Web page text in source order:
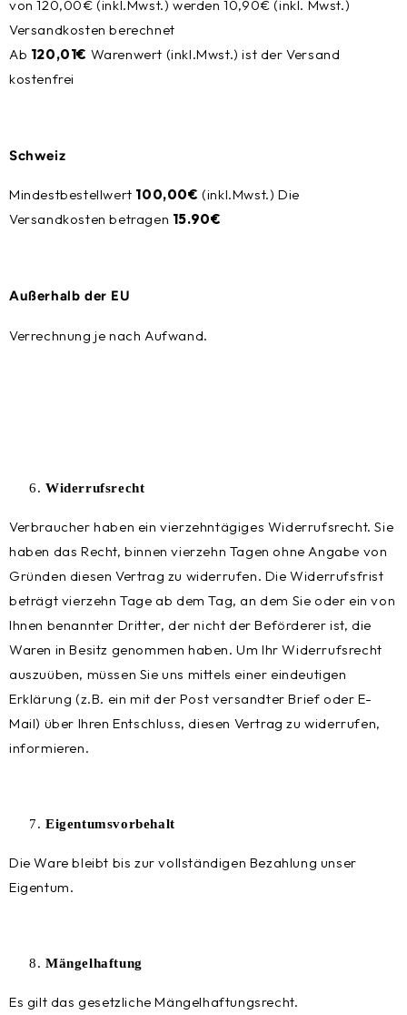
von 120,00€ (inkl.Mwst.) werden 10,90€ (inkl. Mwst.)
Versandkosten berechnet
Ab 120,01€ Warenwert (inkl.Mwst.) ist der Versand
kostenfrei
Schweiz
Mindestbestellwert 100,00€(inkl.Mwst.) Die
Versandkosten betragen 15.90€
Außerhalb der EU
Verrechnung je nach Aufwand.
Widerrufsrecht
Verbraucher haben ein vierzehntägiges Widerrufsrecht. Sie
haben das Recht, binnen vierzehn Tagen ohne Angabe von
Gründen diesen Vertrag zu widerrufen. Die Widerrufsfrist
beträgt vierzehn Tage ab dem Tag, an dem Sie oder ein von
Ihnen benannter Dritter, der nicht der Beförderer ist, die
Waren in Besitz genommen haben. Um Ihr Widerrufsrecht
auszuüben, müssen Sie uns mittels einer eindeutigen
Erklärung (z.B. ein mit der Post versandter Brief oder E-
Mail) über Ihren Entschluss, diesen Vertrag zu widerrufen,
informieren.
Eigentumsvorbehalt
Die Ware bleibt bis zur vollständigen Bezahlung unser
Eigentum.
Mängelhaftung
Es gilt das gesetzliche Mängelhaftungsrecht.